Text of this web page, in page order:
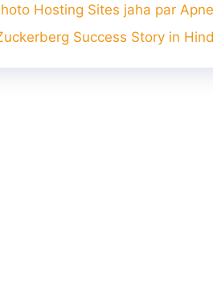
Hosting Sites jaha par
Success Story in